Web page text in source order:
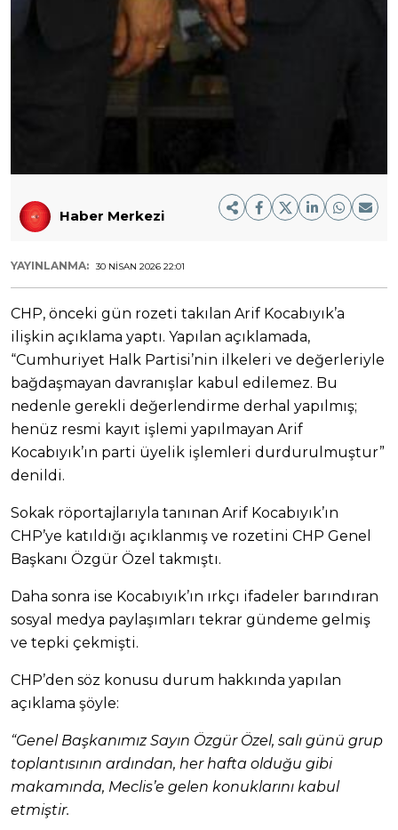
Haber Merkezi
YAYINLANMA: 30 NISAN 2026 22:01
CHP, önceki gün rozeti takılan Arif Kocabıyık’a
ilişkin açıklama yaptı. Yapılan açıklamada,
“Cumhuriyet Halk Partisi’nin ilkeleri ve değerleriyle
bağdaşmayan davranışlar kabul edilemez. Bu
nedenle gerekli değerlendirme derhal yapılmış;
henüz resmi kayıt işlemi yapılmayan Arif
Kocabıyık’ın parti üyelik işlemleri durdurulmuştur”
denildi.
Sokak röportajlarıyla tanınan Arif Kocabıyık’ın
CHP’ye katıldığı açıklanmış ve rozetini CHP Genel
Başkanı Özgür Özel takmıştı.
Daha sonra ise Kocabıyık’ın ırkçı ifadeler barındıran
sosyal medya paylaşımları tekrar gündeme gelmiş
ve tepki çekmişti.
CHP’den söz konusu durum hakkında yapılan
açıklama şöyle:
“Genel Başkanımız Sayın Özgür Özel, salı günü grup
toplantısının ardından, her hafta olduğu gibi
makamında, Meclis’e gelen konuklarını kabul
etmiştir.